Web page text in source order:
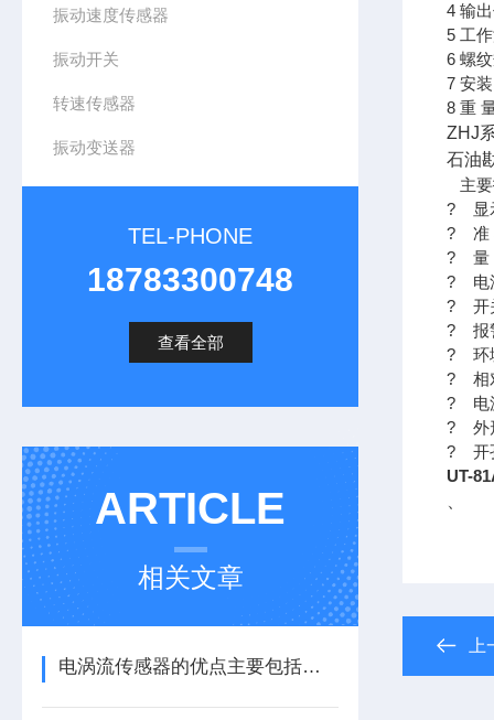
振动速度传感器
振动开关
转速传感器
振动变送器
TEL-PHONE
18783300748
查看全部
ARTICLE
相关文章
电涡流传感器的优点主要包括哪几点？
4 输
5 工
6 螺
7 安
8 重
ZHJ
石油
主
? 显
? 准
? 量
? 电
? 开
? 报
? 环
? 相
? 电
? 外
? 开
UT-